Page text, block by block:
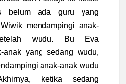
belum ada guru yang
mendampingi anak-
wudu, Bu Eva
anak yang sedang wudu,
anak-anak wudu
ketika sedang